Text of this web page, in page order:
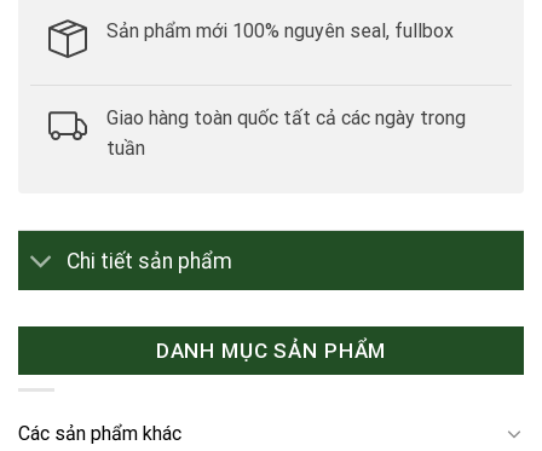
Sản phẩm mới 100% nguyên seal, fullbox
Giao hàng toàn quốc tất cả các ngày trong
tuần
Chi tiết sản phẩm
DANH MỤC SẢN PHẨM
Các sản phẩm khác